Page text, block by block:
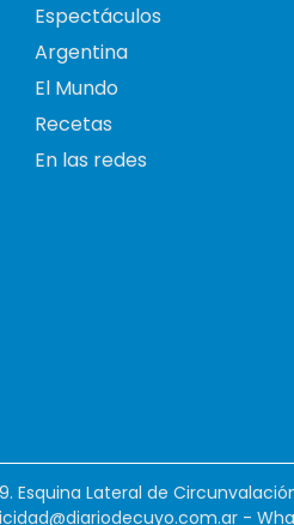
Espectáculos
Argentina
El Mundo
Recetas
En las redes
Esquina Lateral de
-